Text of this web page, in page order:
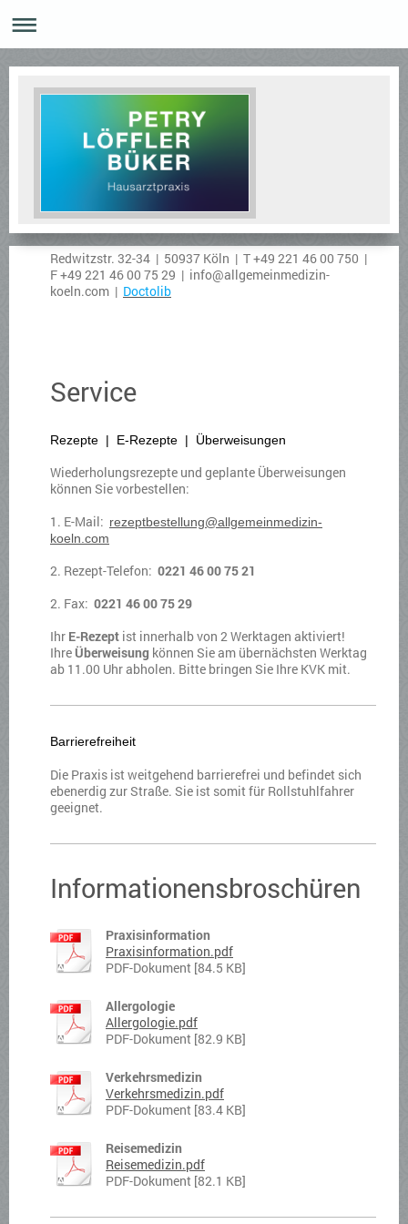
Redwitzstr. 32-34 | 50937 Köln | T +49 221 46 00 750 |
F +49 221 46 00 75 29 | info@allgemeinmedizin-
koeln.com | Doctolib
Service
Rezepte | E-Rezepte | Überweisungen
Wiederholungsrezepte und geplante Überweisungen
können Sie vorbestellen:
1. E-Mail: rezeptbestellung@allgemeinmedizin-
koeln.com
2. Rezept-Telefon: 0221 46 00 75 21
2. Fax: 0221 46 00 75 29
Ihr E-Rezept ist innerhalb von 2 Werktagen aktiviert!
IhreÜberweisung können Sie am übernächsten Werktag
ab 11.00 Uhr abholen. Bitte bringen Sie Ihre KVK mit.
Barrierefreiheit
Die Praxis ist weitgehend barrierefrei und befindet sich
ebenerdig zur Straße. Sie ist somit für Rollstuhlfahrer
geeignet.
Informationensbroschüren
Praxisinformation
Praxisinformation.pdf
PDF-Dokument [84.5 KB]
Allergologie
Allergologie.pdf
PDF-Dokument [82.9 KB]
Verkehrsmedizin
Verkehrsmedizin.pdf
PDF-Dokument [83.4 KB]
Reisemedizin
Reisemedizin.pdf
PDF-Dokument [82.1 KB]